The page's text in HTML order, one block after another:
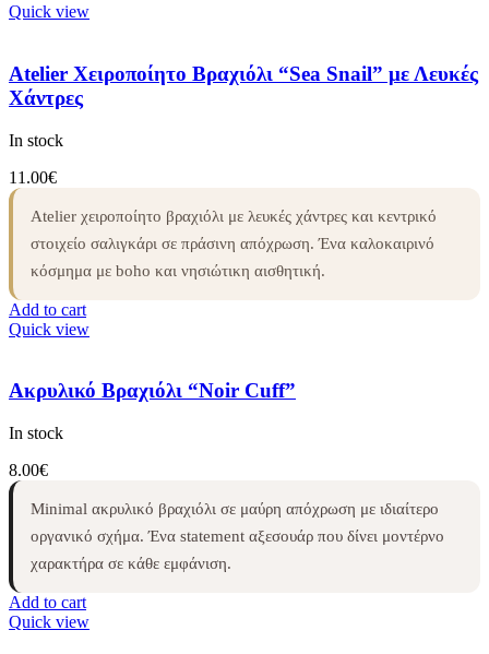
Quick view
Atelier Χειροποίητο Βραχιόλι “Sea Snail” με Λευκές
Χάντρες
In stock
11.00€
Atelier χειροποίητο βραχιόλι με λευκές χάντρες και κεντρικό
στοιχείο σαλιγκάρι σε πράσινη απόχρωση. Ένα καλοκαιρινό
κόσμημα με boho και νησιώτικη αισθητική.
Add to cart
Quick view
Ακρυλικό Βραχιόλι “Noir Cuff”
In stock
8.00€
Minimal ακρυλικό βραχιόλι σε μαύρη απόχρωση με ιδιαίτερο
οργανικό σχήμα. Ένα statement αξεσουάρ που δίνει μοντέρνο
χαρακτήρα σε κάθε εμφάνιση.
Add to cart
Quick view